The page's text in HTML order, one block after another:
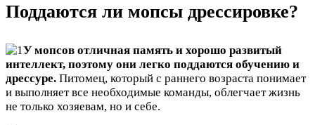
Поддаются ли мопсы дрессировке?
У мопсов отличная память и хорошо развитый
интеллект, поэтому они легко поддаются обучению и
дрессуре. Питомец, который с раннего возраста понимает
и выполняет все необходимые команды, облегчает жизнь
не только хозяевам, но и себе.